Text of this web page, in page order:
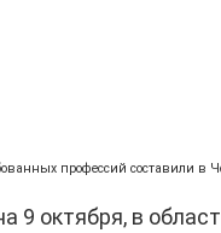
профессий составили в
9 октября, в